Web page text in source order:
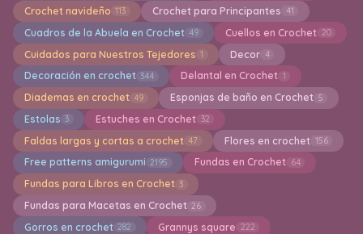
Crochet navideño 113 Crochet para Principantes 41
Cuadros de la Abuela en Crochet 49 Cuellos en Crochet 20
Cuidados para Nuestros Tejedores 1 Decor 4
Decoración en crochet 344 Delantal en Crochet 1
Diademas en crochet 49 Esponjas de baño en Crochet 5
Estolas 3 Estuches en Crochet 32
Faldas largas y cortas a crochet 47 Flores en crochet 156
Free patterns amigurumi 2195 Fundas en Crochet 64
Fundas para Libros en Crochet 3
Fundas para Macetas en Crochet 26
Gorros en crochet 282 Grannys square 222